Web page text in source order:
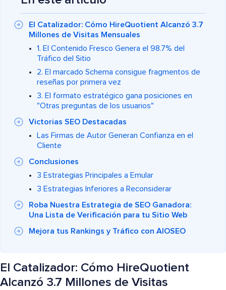
El Catalizador: Cómo HireQuotient Alcanzó 3.7
Millones de Visitas Mensuales
1. El Contenido Fresco Genera el 98.7% del
Tráfico del Sitio
2. El marcado Schema consigue fragmentos de
reseñas por primera vez
3. El formato estratégico gana posiciones en
"Otras preguntas de los usuarios"
Victorias SEO Destacadas
Las Firmas de Autor Generan Confianza en el
Cliente
Conclusiones
3 Estrategias Principales a Emular
3 Estrategias Inferiores a Reconsiderar
Roba Nuestra Estrategia de SEO Ganadora:
Una Lista de Verificación para tu Sitio Web
Mejora tus Rankings y Tráfico con AIOSEO
El Catalizador: Cómo HireQuotient
Alcanzó 3.7 Millones de Visitas